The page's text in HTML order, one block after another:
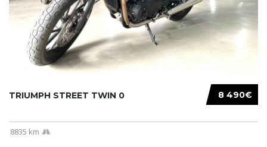
8 490€
TRIUMPH STREET TWIN 0
8835 km